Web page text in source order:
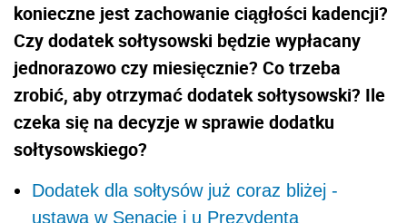
konieczne jest zachowanie ciągłości kadencji?
Czy dodatek sołtysowski będzie wypłacany
jednorazowo czy miesięcznie? Co trzeba
zrobić, aby otrzymać dodatek sołtysowski? Ile
czeka się na decyzje w sprawie dodatku
sołtysowskiego?
Dodatek dla sołtysów już coraz bliżej -
ustawa w Senacie i u Prezydenta